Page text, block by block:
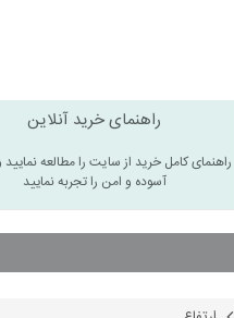
راهنمای خرید آنلاین
راهنمای کامل خرید از سایت را مطالعه
آسوده و امن را تجربه نمایید